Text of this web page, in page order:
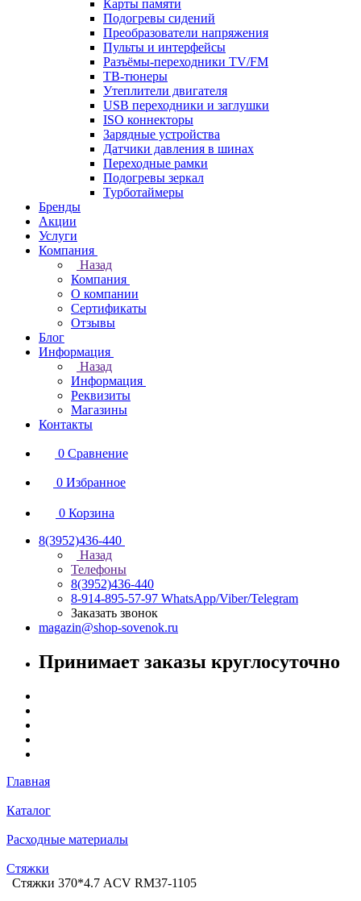
Карты памяти
Подогревы сидений
Преобразователи напряжения
Пульты и интерфейсы
Разъёмы-переходники TV/FM
ТВ-тюнеры
Утеплители двигателя
USB переходники и заглушки
ISO коннекторы
Зарядные устройства
Датчики давления в шинах
Переходные рамки
Подогревы зеркал
Турботаймеры
Бренды
Акции
Услуги
Компания
Назад
Компания
О компании
Сертификаты
Отзывы
Блог
Информация
Назад
Информация
Реквизиты
Магазины
Контакты
0 Сравнение
0 Избранное
0 Корзина
8(3952)436-440
Назад
Телефоны
8(3952)436-440
8-914-895-57-97 WhatsApp/Viber/Telegram
Заказать звонок
magazin@shop-sovenok.ru
Принимает заказы круглосуточно
Главная
Каталог
Расходные материалы
Стяжки
Стяжки 370*4.7 ACV RM37-1105